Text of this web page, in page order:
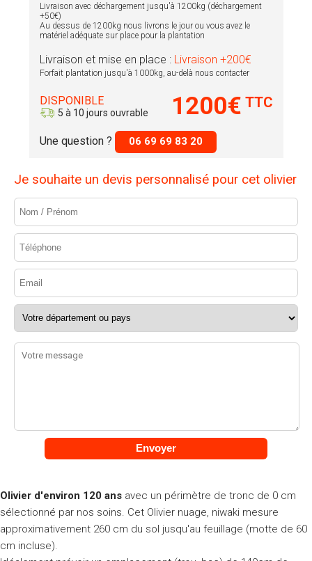
Livraison avec déchargement jusqu'à 1200kg (déchargement
+50€)
Au dessus de 1200kg nous livrons le jour ou vous avez le
matériel adéquate sur place pour la plantation
Livraison et mise en place : Livraison +200€
Forfait plantation jusqu'à 1000kg, au-delà nous contacter
DISPONIBLE
5 à 10 jours ouvrable 1200€ TTC
Une question ? 06 69 69 83 20
Je souhaite un devis personnalisé pour cet olivier
Olivier d'environ 120 ans avec un périmètre de tronc de 0 cm
sélectionné par nos soins. Cet Olivier nuage, niwaki mesure
approximativement 260 cm du sol jusqu'au feuillage (motte de 60
cm incluse).